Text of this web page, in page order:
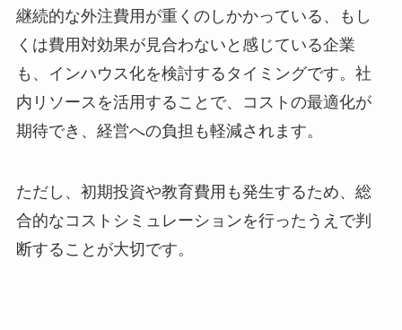
継続的な外注費用が重くのしかかっている、もし
くは費用対効果が見合わないと感じている企業
も、インハウス化を検討するタイミングです。社
内リソースを活用することで、コストの最適化が
期待でき、経営への負担も軽減されます。
ただし、初期投資や教育費用も発生するため、総
合的なコストシミュレーションを行ったうえで判
断することが大切です。